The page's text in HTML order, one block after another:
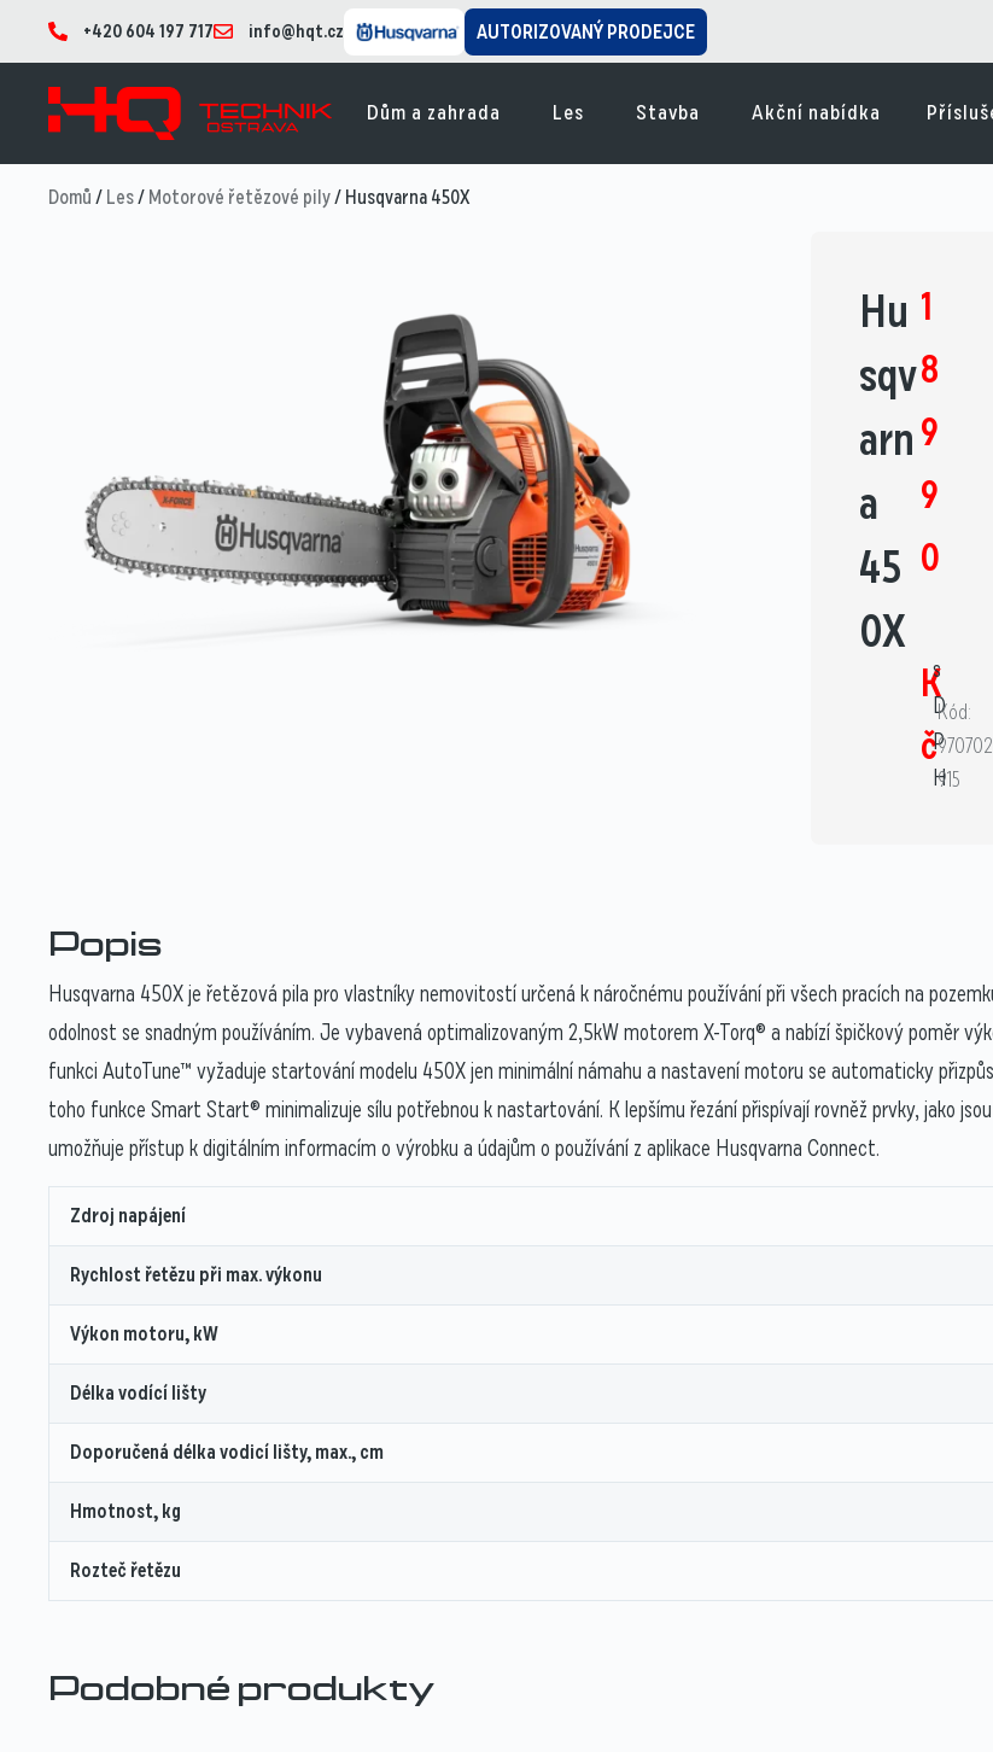
+420 604 197 717 info@hqt.cz AUTORIZOVANÝ PRODEJCE
Dům a zahrada Les Stavba Akční nabídka
Domů/Les/Motorové řetězové pily/ Husqvarna 450X
Hu
sqv
arn
a
45
0X
1
8
9
9
0
K
č
s
D
P
H
Kód:
970702
915
Popis
Husqvarna 450X je řetězová pila pro vlastníky nemovitostí určená k náročnému používání při všech pracích na
odolnost se snadným používáním. Je vybavená optimalizovaným 2,5kW motorem X-Torq® a nabízí špičkový poměr
funkci AutoTune™ vyžaduje startování modelu 450X jen minimální námahu a nastavení motoru se automaticky
toho funkce Smart Start® minimalizuje sílu potřebnou k nastartování. K lepšímu řezání přispívají rovněž prvky, jako
umožňuje přístup k digitálním informacím o výrobku a údajům o používání z aplikace Husqvarna Connect.
Zdroj napájení
Rychlost řetězu při max. výkonu
Výkon motoru, kW
Délka vodící lišty
Doporučená délka vodicí lišty, max., cm
Hmotnost, kg
Rozteč řetězu
Podobné produkty